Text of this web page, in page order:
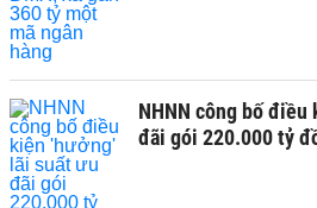
NHNN công bố
đãi gói 220.000 tỷ